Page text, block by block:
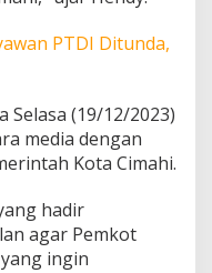
PTDI Ditunda,
Selasa (19/12/2023)
media dengan
Kota Cimahi.
hadir
agar Pemkot
ingin